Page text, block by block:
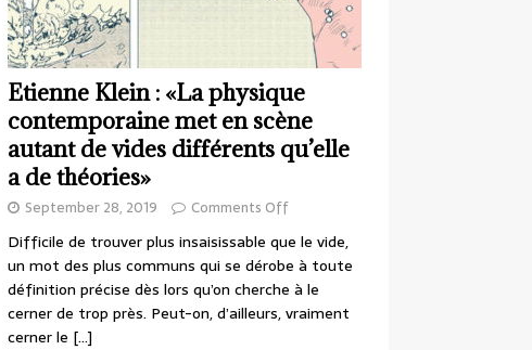
Etienne Klein : «La physique
contemporaine met en scène
autant de vides différents qu’elle
a de théories»
September 28, 2019 Comments Off
Difficile de trouver plus insaisissable que le vide,
un mot des plus communs qui se dérobe à toute
définition précise dès lors qu’on cherche à le
cerner de trop près. Peut-on, d’ailleurs, vraiment
cerner le […]